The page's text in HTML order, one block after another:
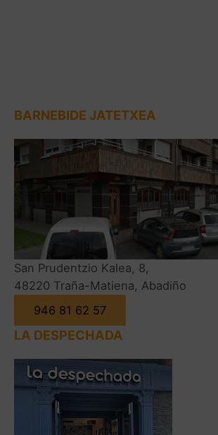
BARNEBIDE JATETXEA
San Prudentzio Kalea, 8,
48220 Traña-Matiena, Abadiño
946 81 62 57
LA DESPECHADA